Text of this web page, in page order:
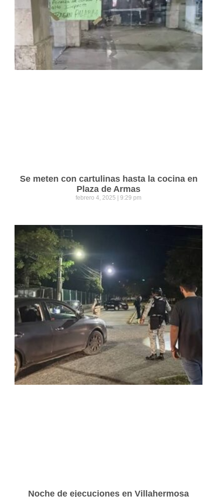
Se meten con cartulinas hasta la cocina en
Plaza de Armas
febrero 4, 2025 9:29 pm
Noche de ejecuciones en Villahermosa